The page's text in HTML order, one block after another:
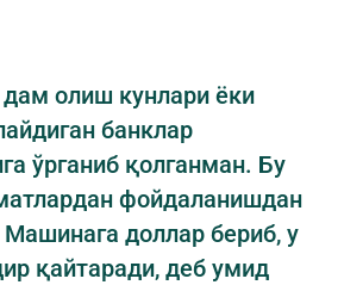
олиш кунлари ёки
банклар
ўрганиб қолганман. Бу
фойдаланишдан
доллар бериб, у
қайтаради, деб умид